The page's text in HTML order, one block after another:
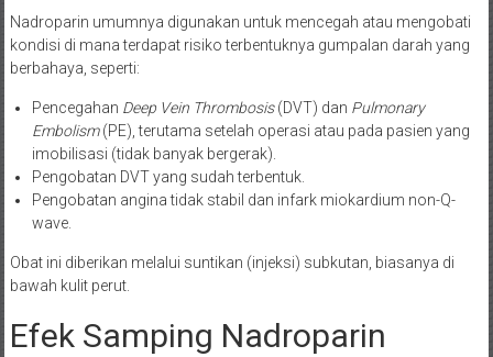
Nadroparin umumnya digunakan untuk mencegah atau mengobati
kondisi di mana terdapat risiko terbentuknya gumpalan darah yang
berbahaya, seperti:
Pencegahan Deep Vein Thrombosis(DVT) dan Pulmonary
Embolism(PE), terutama setelah operasi atau pada pasien yang
imobilisasi (tidak banyak bergerak).
Pengobatan DVT yang sudah terbentuk.
Pengobatan angina tidak stabil dan infark miokardium non-Q-
wave.
Obat ini diberikan melalui suntikan (injeksi) subkutan, biasanya di
bawah kulit perut.
Efek Samping Nadroparin